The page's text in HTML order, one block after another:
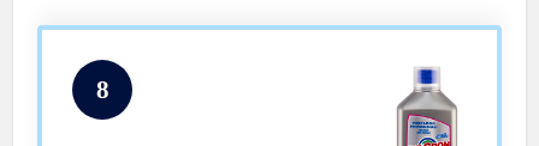
8